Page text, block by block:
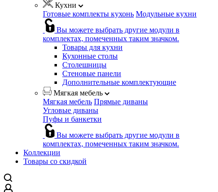
Кухни
Готовые комплекты кухонь Модульные кухни
Вы можете выбрать другие модули в
комплектах, помеченных таким значком.
Товары для кухни
Кухонные столы
Столешницы
Стеновые панели
Дополнительные комплектующие
Мягкая мебель
Мягкая мебель Прямые диваны
Угловые диваны
Пуфы и банкетки
Вы можете выбрать другие модули в
комплектах, помеченных таким значком.
Коллекции
Товары со скидкой